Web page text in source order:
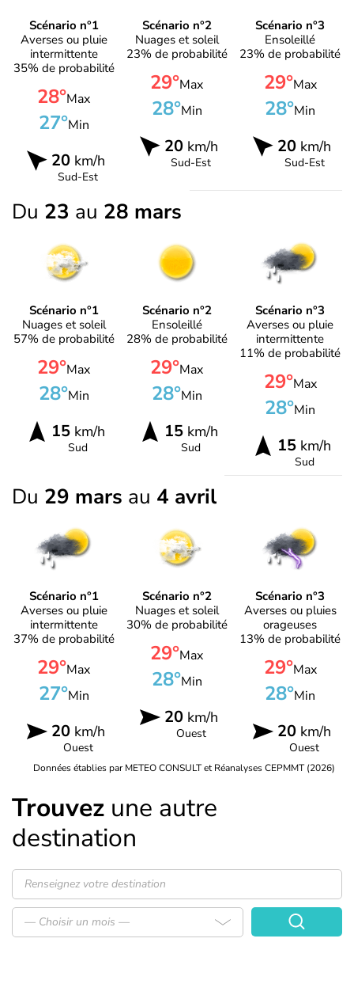
Scénario n°1
Averses ou pluie
intermittente
35% de probabilité
28°Max
27°Min
20km/h
Sud-Est
Scénario n°2
Nuages et soleil
23% de probabilité
29°Max
28°Min
20km/h
Sud-Est
Scénario n°3
Ensoleillé
23% de probabilité
29°Max
28°Min
20 km/h
Sud-Est
Du 23 au 28 mars
Scénario n°1
Nuages et soleil
57% de probabilité
29°Max
28°Min
15km/h
Sud
Scénario n°2
Ensoleillé
28% de probabilité
29°Max
28°Min
15km/h
Sud
Scénario n°3
Averses ou pluie
intermittente
11% de probabilité
29°Max
28°Min
15 km/h
Sud
Du 29 mars au 4 avril
Scénario n°1
Averses ou pluie
intermittente
37% de probabilité
29°Max
27°Min
20km/h
Ouest
Scénario n°2
Nuages et soleil
30% de probabilité
29°Max
28°Min
20km/h
Ouest
Scénario n°3
Averses ou pluies
orageuses
13% de probabilité
29°Max
28°Min
20 km/h
Ouest
Données établies par METEO CONSULT et Réanalyses CEPMMT (2026)
Trouvez une autre
destination
— Choisir un mois —